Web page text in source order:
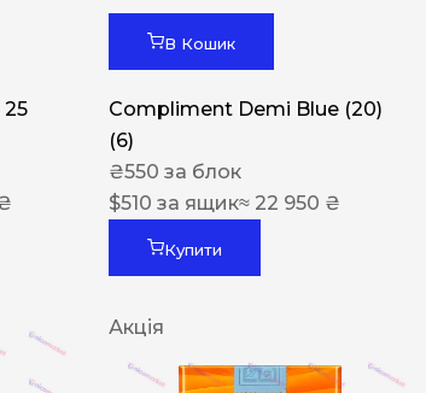
В Кошик
Compliment Demi Blue (20)
(6)
₴550 за блок
$510 за ящик≈ 22 950 ₴
Купити
Акція